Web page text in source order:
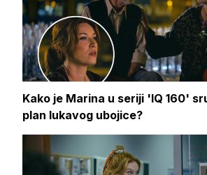
Kako je Marina u seriji 'IQ 160'
plan lukavog ubojice?